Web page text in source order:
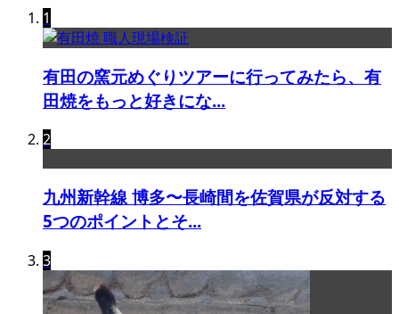
1
有田の窯元めぐりツアーに行ってみたら、有
田焼をもっと好きにな...
2
九州新幹線 博多〜長崎間を佐賀県が反対する
5つのポイントとそ...
3